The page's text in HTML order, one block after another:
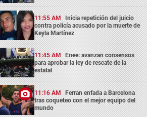
11:55 AM Inicia repetición del juicio
contra policía acusado por la muerte de
Keyla Martínez
11:45 AM Enee: avanzan consensos
para aprobar la ley de rescate de la
estatal
11:16 AM Ferran enfada a Barcelona
tras coqueteo con el mejor equipo del
mundo